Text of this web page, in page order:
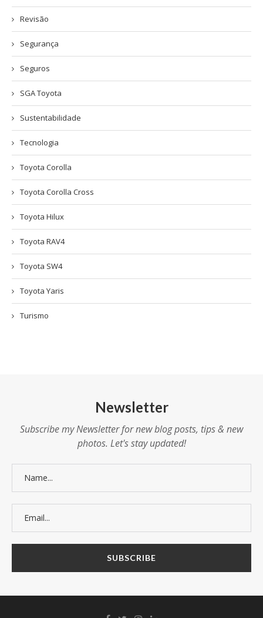
Revisão
Segurança
Seguros
SGA Toyota
Sustentabilidade
Tecnologia
Toyota Corolla
Toyota Corolla Cross
Toyota Hilux
Toyota RAV4
Toyota SW4
Toyota Yaris
Turismo
Newsletter
Subscribe my Newsletter for new blog posts, tips & new
photos. Let's stay updated!